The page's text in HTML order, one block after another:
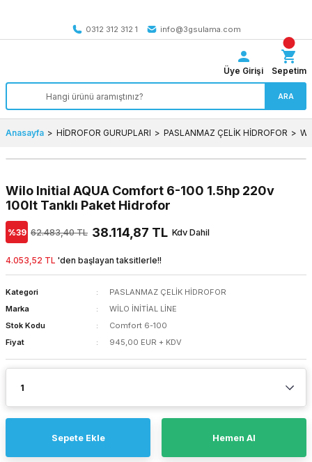
0312 312 312 1
info@3gsulama.com
ARA
Üye Girişi Sepetim
Anasayfa HİDROFOR GURUPLARI PASLANMAZ ÇELİK HİDROFOR
Wilo Initial AQUA Comfort 6-100 1.5hp 220v
100lt Tanklı Paket Hidrofor
%39 62.483,40 TL 38.114,87 TL Kdv Dahil
4.053,52 TL 'den başlayan taksitlerle!!
Kategori
PASLANMAZ ÇELİK HİDROFOR
Marka
WİLO İNİTİAL LİNE
Stok Kodu
Comfort 6-100
Fiyat
945,00 EUR + KDV
Sepete Ekle Hemen Al